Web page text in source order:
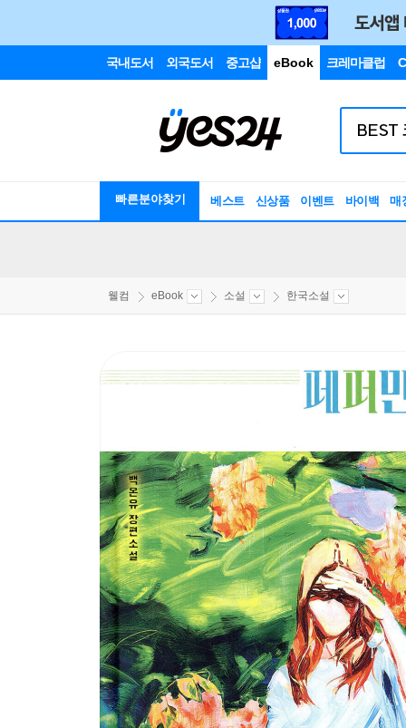
국내도서 외국도서 중고샵 eBook 크레마클럽
빠른분야찾기 베스트 신상품 이벤트 바이백 매
웰컴 eBook 소설 한국소설